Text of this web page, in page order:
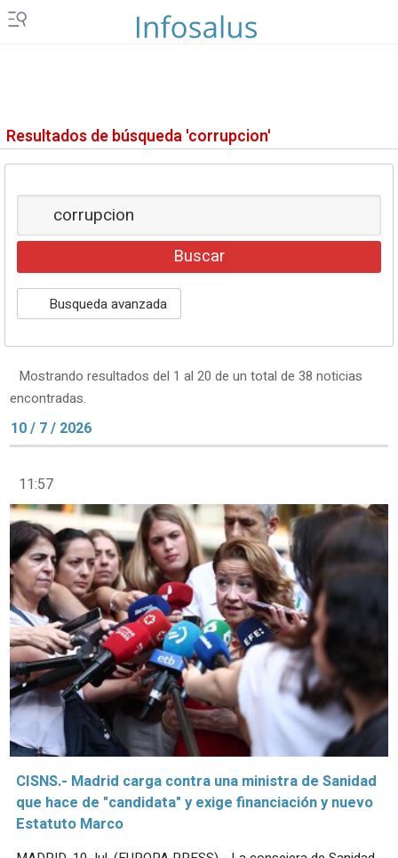
Resultados de búsqueda 'corrupcion'
Busqueda avanzada
Mostrando resultados del 1 al 20 de un total de 38 noticias
encontradas.
10 / 7 / 2026
11:57
CISNS.- Madrid carga contra una ministra de Sanidad
que hace de "candidata" y exige financiación y nuevo
Estatuto Marco